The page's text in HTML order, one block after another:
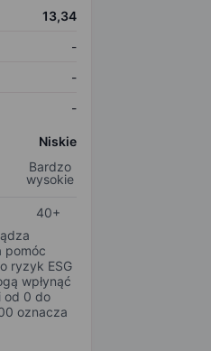
13,34
-
-
-
Niskie
Bardzo
wysokie
40+
pomóc
ryzyk ESG
wpłynąć
od 0 do
oznacza